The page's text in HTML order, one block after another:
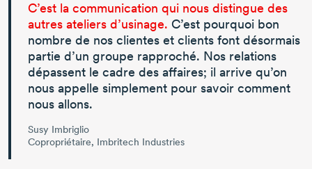
C’est la communication qui nous distingue des
autres ateliers d’usinage. C’est pourquoi bon
nombre de nos clientes et clients font désormais
partie d’un groupe rapproché. Nos relations
dépassent le cadre des affaires; il arrive qu’on
nous appelle simplement pour savoir comment
nous allons.
Susy Imbriglio
Copropriétaire, Imbritech Industries